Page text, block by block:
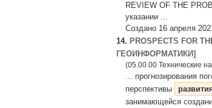
REVIEW OF THE
указании ...
Создано 16 апреля
14. PROSPECTS FOR
ГЕОИНФОРМАТИКИ]
(05.00.00 Технические
... прогнозирования
перспективы
занимающейся